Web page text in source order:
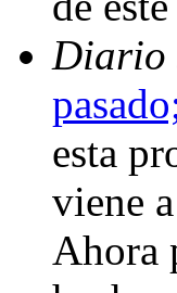
Diario
esta
viene
Ahora